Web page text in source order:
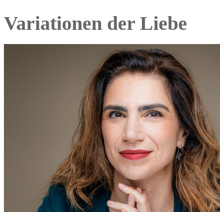
Variationen der Liebe